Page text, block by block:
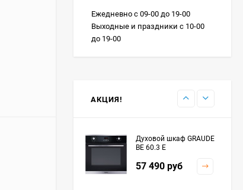
Ежедневно с 09-00 до 19-00
Выходные и праздники с 10-00
до 19-00
АКЦИЯ!
запросу
Духовой шкаф GRAUDE
BE 60.3 E
57 490 руб